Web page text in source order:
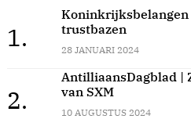
1.
Koninkrijksbelangen
trustbazen
28 JANUARI 2024
2.
AntilliaansDagblad |
van SXM
10 AUGUSTUS 2024